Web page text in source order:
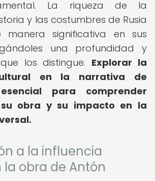
La riqueza de la
y las costumbres de Rusia
significativa en sus
una profundidad y
los distingue. Explorar la
en la narrativa de
para comprender
obra y su impacto en la
a la influencia
obra de Antón